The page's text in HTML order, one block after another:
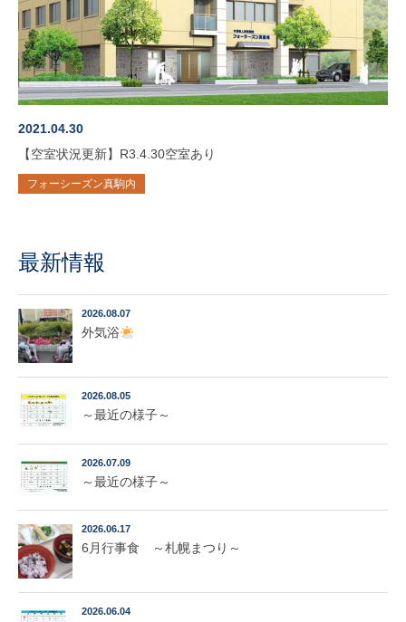
2021.04.30
【空室状況更新】R3.4.30空室あり
フォーシーズン真駒内
最新情報
2026.08.07
外気浴
2026.08.05
～最近の様子～
2026.07.09
～最近の様子～
2026.06.17
6月行事食 ～札幌まつり～
2026.06.04